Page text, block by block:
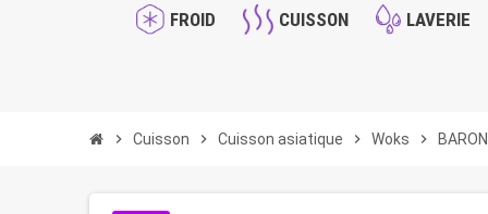
FROID CUISSON LAVERIE
chevron_right Cuisson chevron_right Cuisson asiatique chevron_right Woks chevron_right